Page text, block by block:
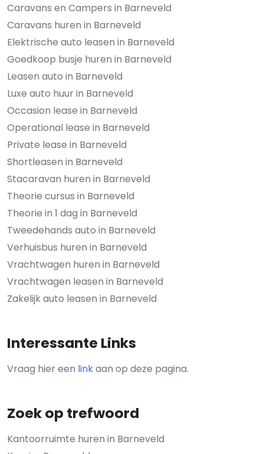
Caravans en Campers in Barneveld
Caravans huren in Barneveld
Elektrische auto leasen in Barneveld
Goedkoop busje huren in Barneveld
Leasen auto in Barneveld
Luxe auto huur in Barneveld
Occasion lease in Barneveld
Operational lease in Barneveld
Private lease in Barneveld
Shortleasen in Barneveld
Stacaravan huren in Barneveld
Theorie cursus in Barneveld
Theorie in 1 dag in Barneveld
Tweedehands auto in Barneveld
Verhuisbus huren in Barneveld
Vrachtwagen huren in Barneveld
Vrachtwagen leasen in Barneveld
Zakelijk auto leasen in Barneveld
Interessante Links
Vraag hier een linkaan op deze pagina.
Zoek op trefwoord
Kantoorruimte huren in Barneveld